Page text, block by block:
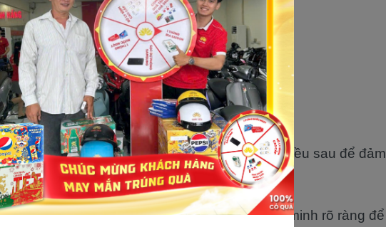
cân nhắc khimua xe máy 50cc giá rẻ
xe máy 50cc giá rẻ, bạn cần lưu ý những điều sau để đảm
chất lượng:
Nên mua xe chính hãng, có giấy tờ chứng minh rõ ràng để